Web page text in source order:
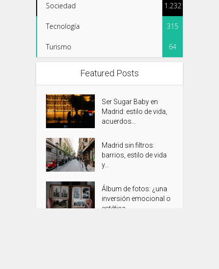
Sociedad 1.232
Tecnología 315
Turismo 64
Featured Posts
Ser Sugar Baby en
Madrid: estilo de vida,
acuerdos...
Madrid sin filtros:
barrios, estilo de vida
y...
Álbum de fotos: ¿una
inversión emocional o
estética...